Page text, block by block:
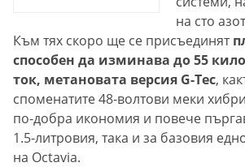
на сто
Към тях скоро ще се присъединят
способен да изминава до 55
ток, метановата версия G-Теc,
споменатите 48-волтови меки
по-добра икономия и повече
1.5-литровия, така и за базовия
на Octavia.